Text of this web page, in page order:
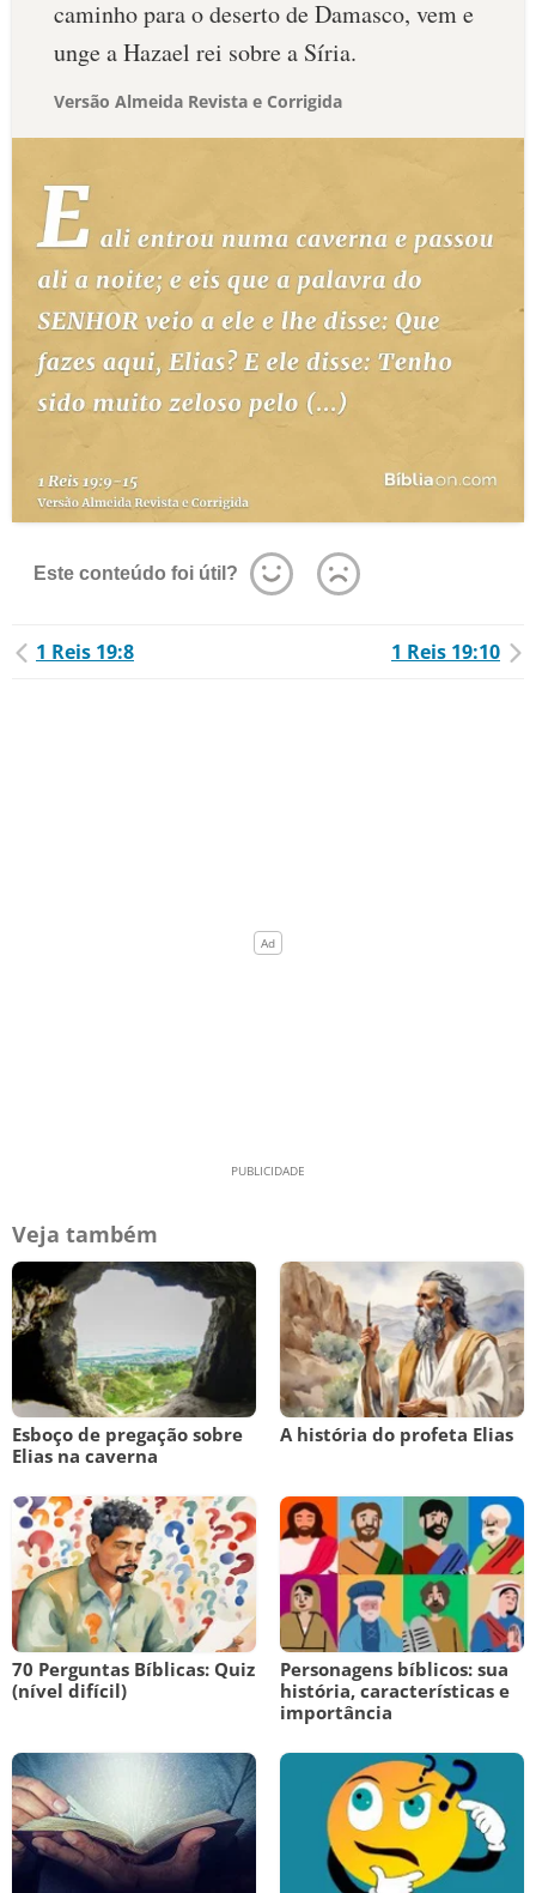
caminho para o deserto de Damasco, vem e
unge a Hazael rei sobre a Síria.
Versão Almeida Revista e Corrigida
Este conteúdo foi útil?
1 Reis 19:8 1 Reis 19:10
Veja também
Esboço de pregação sobre
Elias na caverna
A história do profeta Elias
70 Perguntas Bíblicas: Quiz
(nível difícil)
Personagens bíblicos: sua
história, características e
importância